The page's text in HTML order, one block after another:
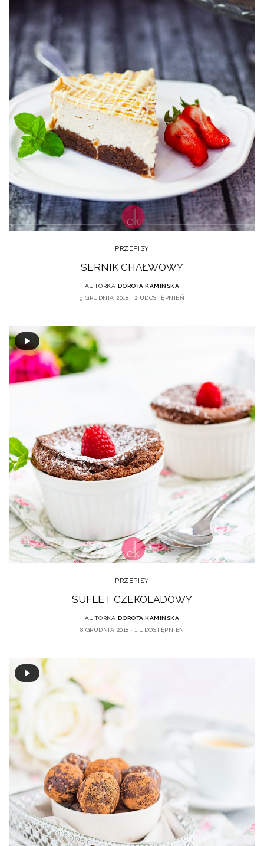
PRZEPISY
SERNIK CHAŁWOWY
AUTORKA DOROTA KAMIŃSKA
9 GRUDNIA 2018
2 UDOSTĘPNIEŃ
PRZEPISY
SUFLET CZEKOLADOWY
AUTORKA DOROTA KAMIŃSKA
8 GRUDNIA 2018
1 UDOSTĘPNIEŃ